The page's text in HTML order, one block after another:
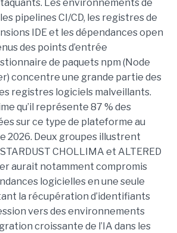
Les environnements de
pipelines CI/CD, les registres de
IDE et les dépendances open
des points d’entrée
de paquets npm (Node
concentre une grande partie des
registres logiciels malveillants.
qu’il représente 87 % des
sur ce type de plateforme au
2026. Deux groupes illustrent
CHOLLIMA et ALTERED
aurait notamment compromis
logicielles en une seule
la récupération d’identifiants
vers des environnements
croissante de l’IA dans les